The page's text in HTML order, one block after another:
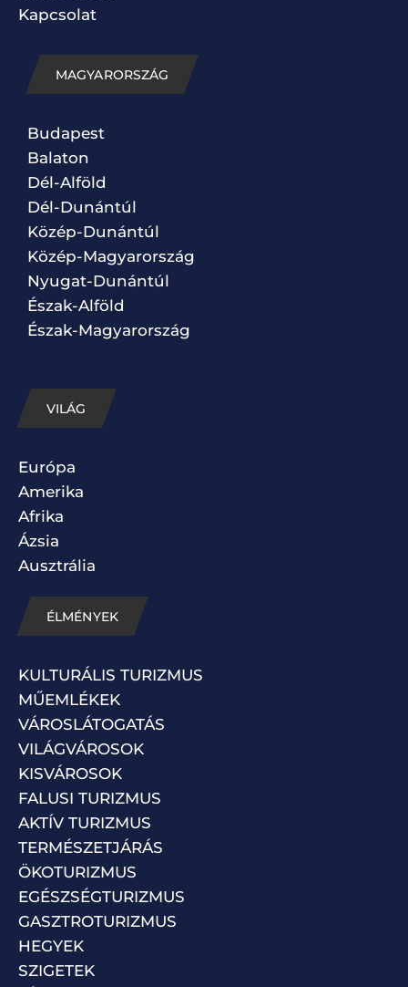
Kapcsolat
MAGYARORSZÁG
Budapest
Balaton
Dél-Alföld
Dél-Dunántúl
Közép-Dunántúl
Közép-Magyarország
Nyugat-Dunántúl
Észak-Alföld
Észak-Magyarország
VILÁG
Európa
Amerika
Afrika
Ázsia
Ausztrália
ÉLMÉNYEK
KULTURÁLIS TURIZMUS
MŰEMLÉKEK
VÁROSLÁTOGATÁS
VILÁGVÁROSOK
KISVÁROSOK
FALUSI TURIZMUS
AKTÍV TURIZMUS
TERMÉSZETJÁRÁS
ÖKOTURIZMUS
EGÉSZSÉGTURIZMUS
GASZTROTURIZMUS
HEGYEK
SZIGETEK